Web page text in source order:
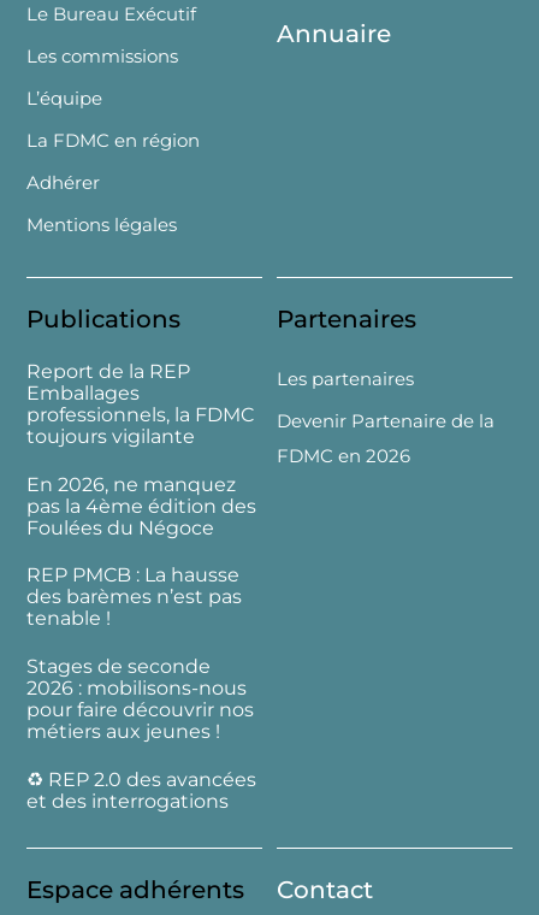
Le Bureau Exécutif
Les commissions
L’équipe
La FDMC en région
Adhérer
Mentions légales
Annuaire
Publications
Report de la REP
Emballages
professionnels, la FDMC
toujours vigilante
En 2026, ne manquez
pas la 4ème édition des
Foulées du Négoce
REP PMCB : La hausse
des barèmes n’est pas
tenable !
Stages de seconde
2026 : mobilisons-nous
pour faire découvrir nos
métiers aux jeunes !
♻️ REP 2.0 des avancées
et des interrogations
Partenaires
Les partenaires
Devenir Partenaire de la
FDMC en 2026
Espace adhérents Contact